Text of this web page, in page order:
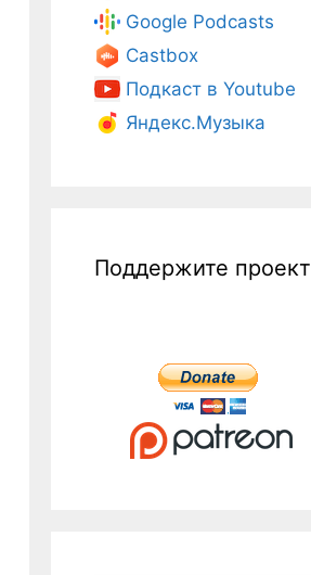
Google Podcasts
Castbox
Подкаст в Youtube
Яндекс.Музыка
Поддержите проект